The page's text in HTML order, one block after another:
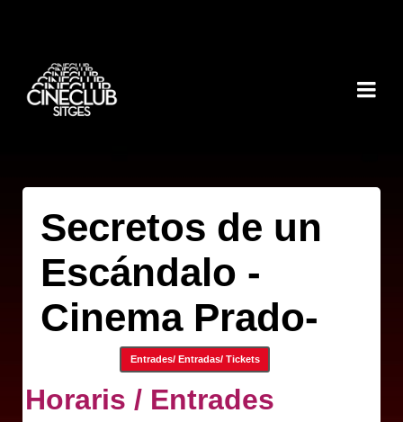
Secretos de un
Escándalo -
Cinema Prado-
Entrades/ Entradas/ Tickets
Horaris / Entrades